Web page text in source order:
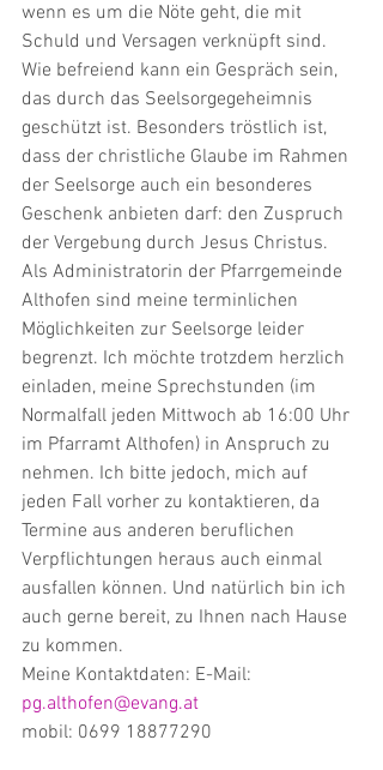
wenn es um die Nöte geht, die mit
Schuld und Versagen verknüpft sind.
Wie befreiend kann ein Gespräch sein,
das durch das Seelsorgegeheimnis
geschützt ist. Besonders tröstlich ist,
dass der christliche Glaube im Rahmen
der Seelsorge auch ein besonderes
Geschenk anbieten darf: den Zuspruch
der Vergebung durch Jesus Christus.
Als Administratorin der Pfarrgemeinde
Althofen sind meine terminlichen
Möglichkeiten zur Seelsorge leider
begrenzt. Ich möchte trotzdem herzlich
einladen, meine Sprechstunden (im
Normalfall jeden Mittwoch ab 16:00 Uhr
im Pfarramt Althofen) in Anspruch zu
nehmen. Ich bitte jedoch, mich auf
jeden Fall vorher zu kontaktieren, da
Termine aus anderen beruflichen
Verpflichtungen heraus auch einmal
ausfallen können. Und natürlich bin ich
auch gerne bereit, zu Ihnen nach Hause
zu kommen.
Meine Kontaktdaten: E-Mail:
pg.althofen@evang.at
mobil: 0699 18877290